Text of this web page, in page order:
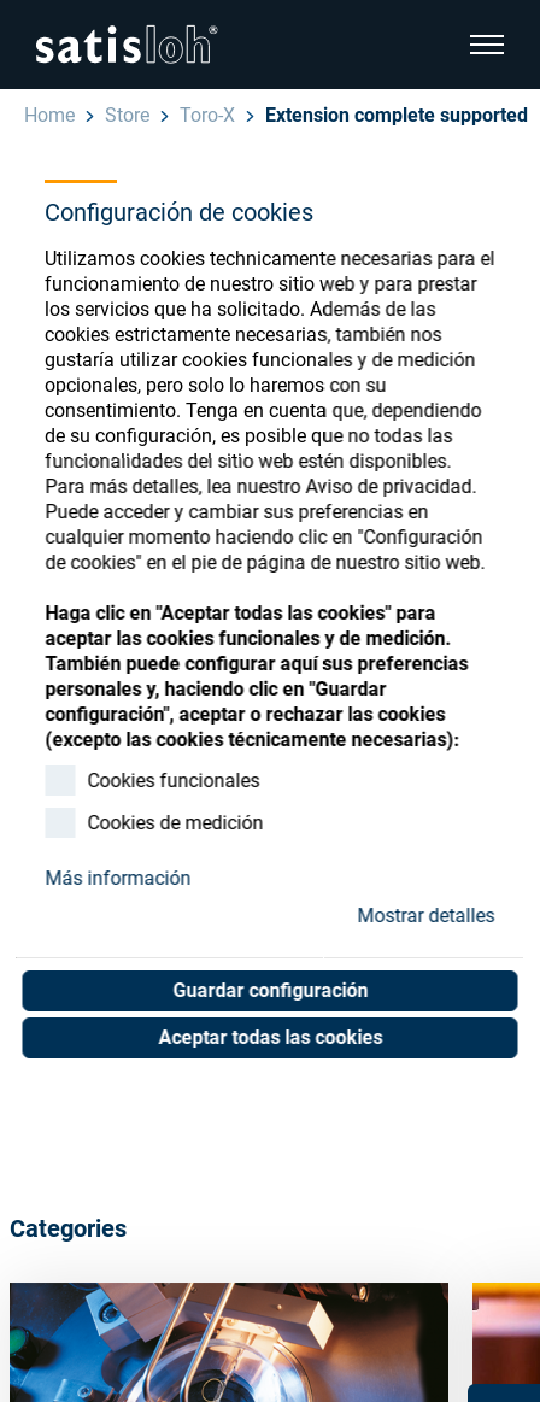
Configuración de cookies
Utilizamos cookies technicamente necesarias para el
funcionamiento de nuestro sitio web y para prestar
los servicios que ha solicitado. Además de las
cookies estrictamente necesarias, también nos
gustaría utilizar cookies funcionales y de medición
opcionales, pero solo lo haremos con su
consentimiento. Tenga en cuenta que, dependiendo
de su configuración, es posible que no todas las
funcionalidades del sitio web estén disponibles.
Para más detalles, lea nuestro Aviso de privacidad.
Puede acceder y cambiar sus preferencias en
cualquier momento haciendo clic en "Configuración
de cookies" en el pie de página de nuestro sitio web.
Haga clic en "Aceptar todas las cookies" para
aceptar las cookies funcionales y de medición.
También puede configurar aquí sus preferencias
personales y, haciendo clic en "Guardar
configuración", aceptar o rechazar las cookies
(excepto las cookies técnicamente necesarias):
Cookies funcionales
Cookies de medición
Más información
Mostrar detalles
Guardar configuración
Aceptar todas las cookies
show
Español
Oftálmica
Óptica de Precisión
Quiénes Somos
Carrera
Recursos
Contacto
Store
English
Deutsch
汉语
Français
Home Store Toro-X Extension complete supported
Ophthalmic Consumables
Store
Register or Sign-in to access your accounts
and explore our wide range of ophthalmic
consumables
Register Sign-In
Extension complete
supported
Unit of measure : Piece
Shop now
Categories